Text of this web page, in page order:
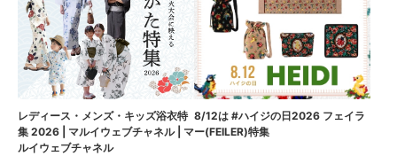
レディース・メンズ・キッズ浴衣特
集 2026 | マルイウェブチャネル | マ
ルイウェブチャネル
8/12は #ハイジの日2026 フェイラ
ー(FEILER)特集